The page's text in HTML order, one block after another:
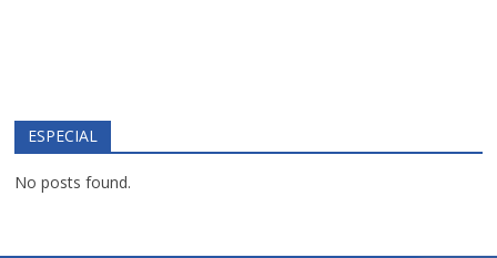
ESPECIAL
No posts found.